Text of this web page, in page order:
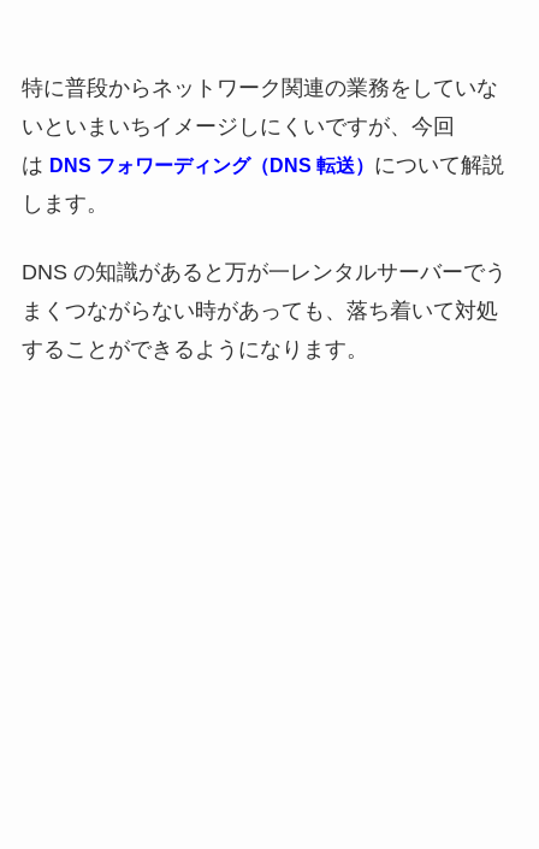
特に普段からネットワーク関連の業務をしていな
いといまいちイメージしにくいですが、今回
は DNS フォワーディング（DNS 転送） について解説
します。
DNS の知識があると万が一レンタルサーバーでう
まくつながらない時があっても、落ち着いて対処
することができるようになります。